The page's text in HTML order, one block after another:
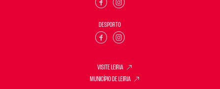
DESPORTO
VISITE LEIRIA
MUNICÍPIO DE LEIRIA